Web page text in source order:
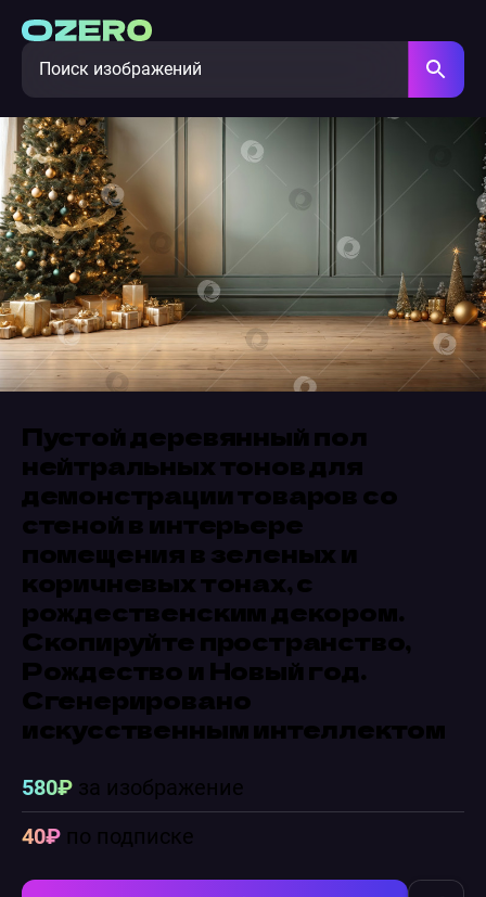
Пустой деревянный пол
нейтральных тонов для
демонстрации товаров со
стеной в интерьере
помещения в зеленых и
коричневых тонах, с
рождественским декором.
Скопируйте пространство,
Рождество и Новый год.
Сгенерировано
искусственным интеллектом
580₽за изображение
40₽по подписке